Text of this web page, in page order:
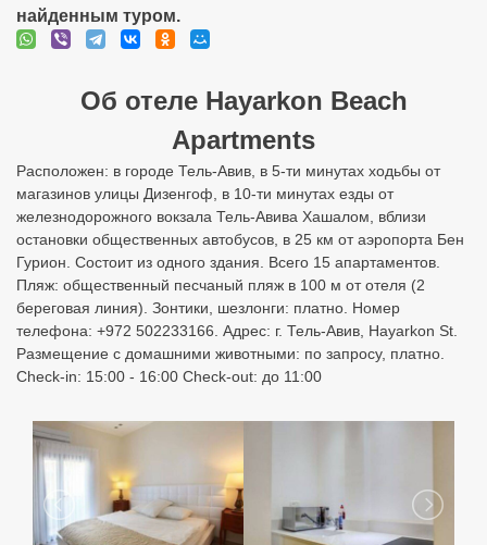
найденным туром.
Об отеле Hayarkon Beach
Apartments
Расположен: в городе Тель-Авив, в 5-ти минутах ходьбы от
магазинов улицы Дизенгоф, в 10-ти минутах езды от
железнодорожного вокзала Тель-Авива Хашалом, вблизи
остановки общественных автобусов, в 25 км от аэропорта Бен
Гурион. Состоит из одного здания. Всего 15 апартаментов.
Пляж: общественный песчаный пляж в 100 м от отеля (2
береговая линия). Зонтики, шезлонги: платно. Номер
телефона: +972 502233166. Адрес: г. Тель-Авив, Hayarkon St.
Размещение с домашними животными: по запросу, платно.
Check-in: 15:00 - 16:00 Check-out: до 11:00